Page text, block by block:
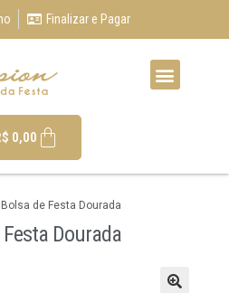
Finalizar e Pagar
0,00
Bolsa de Festa Dourada
Dourada